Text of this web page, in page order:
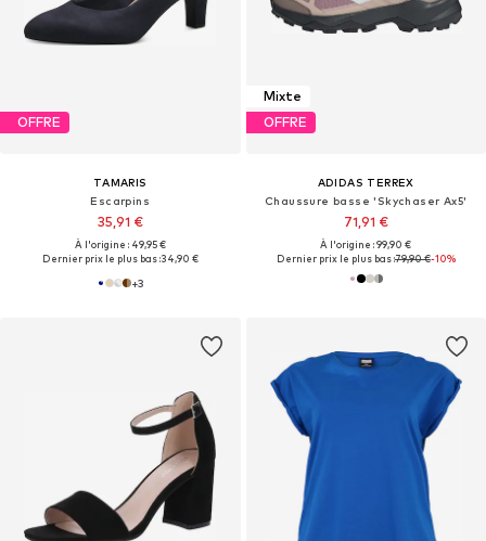
OFFRE
TAMARIS
Escarpins
35,91 €
À l'origine : 49,95 €
Dernier prix le plus bas :34,90 €
+3
Mixte
OFFRE
ADIDAS TERREX
Chaussure basse 'Skychaser Ax5'
71,91 €
À l'origine : 99,90 €
Dernier prix le plus bas :79,90 €-10%